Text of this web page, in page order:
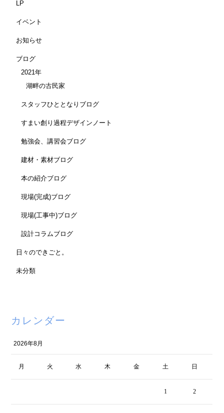
LP
イベント
お知らせ
ブログ
2021年
湖畔の古民家
スタッフひととなりブログ
すまい創り過程デザインノート
勉強会、講習会ブログ
建材・素材ブログ
本の紹介ブログ
現場(完成)ブログ
現場(工事中)ブログ
設計コラムブログ
日々のできごと。
未分類
カレンダー
2026年8月
月 火 水 木 金 土 日
1 2